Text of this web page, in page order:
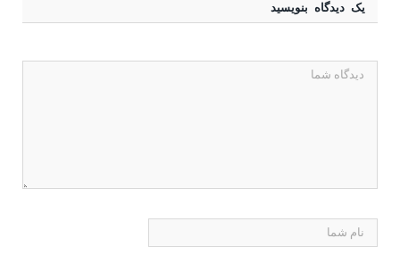
یک دیدگاه بنویسید